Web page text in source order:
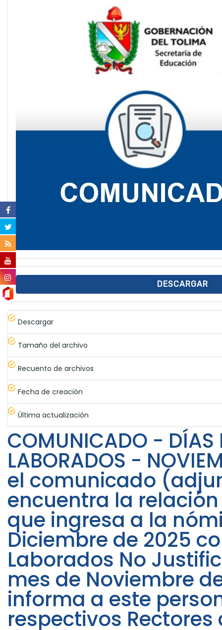
DESCARGAR
Descargar
Tamaño del archivo
Recuento de archivos
Fecha de creación
Última actualización
COMUNICADO - DÍAS
LABORADOS -
el comunicado
encuentra la
que ingresa a la
Diciembre de 2025
Laborados No
mes de Noviembre
informa a este
respectivos